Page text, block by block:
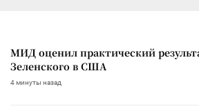
МИД оценил практический
Зеленского в США
4 минуты назад